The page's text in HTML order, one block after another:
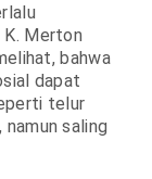
K. Merton
bahwa
dapat
telur
saling